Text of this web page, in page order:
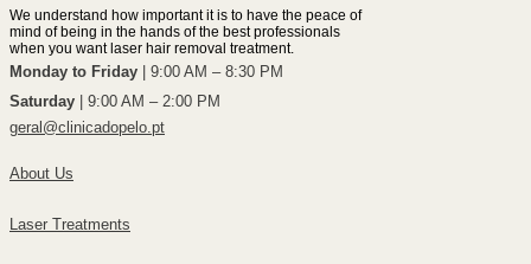
We understand how important it is to have the peace of
mind of being in the hands of the best professionals
when you want laser hair removal treatment.
Monday to Friday | 9:00 AM – 8:30 PM
Saturday | 9:00 AM – 2:00 PM
geral@clinicadopelo.pt
About Us
Laser Treatments